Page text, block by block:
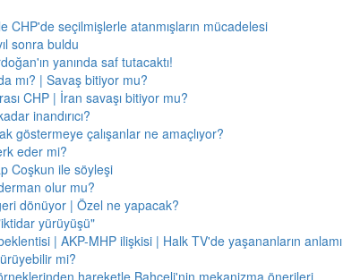
CHP'de seçilmişlerle atanmışların mücadelesi
sonra buldu
yanında saf tutacaktı!
mı? | Savaş bitiyor mu?
CHP | İran savaşı bitiyor mu?
inandırıcı?
göstermeye çalışanlar ne amaçlıyor?
eder mi?
Coşkun ile söyleşi
olur mu?
dönüyor | Özel ne yapacak?
yürüyüşü"
| AKP-MHP ilişkisi | Halk TV'de yaşananların anlamı
mi?
hareketle Bahçeli'nin mekanizma önerileri